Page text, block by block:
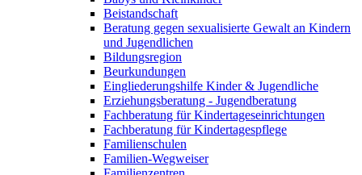
Beistandschaft
Beratung gegen sexualisierte Gewalt an Kindern
und Jugendlichen
Bildungsregion
Beurkundungen
Eingliederungshilfe Kinder & Jugendliche
Erziehungsberatung - Jugendberatung
Fachberatung für Kindertageseinrichtungen
Fachberatung für Kindertagespflege
Familienschulen
Familien-Wegweiser